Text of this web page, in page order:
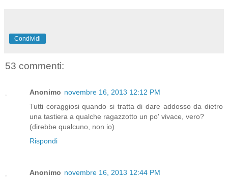
Condividi
53 commenti:
Anonimo novembre 16, 2013 12:12 PM
Tutti coraggiosi quando si tratta di dare addosso da dietro
una tastiera a qualche ragazzotto un po' vivace, vero?
(direbbe qualcuno, non io)
Rispondi
Anonimo novembre 16, 2013 12:44 PM